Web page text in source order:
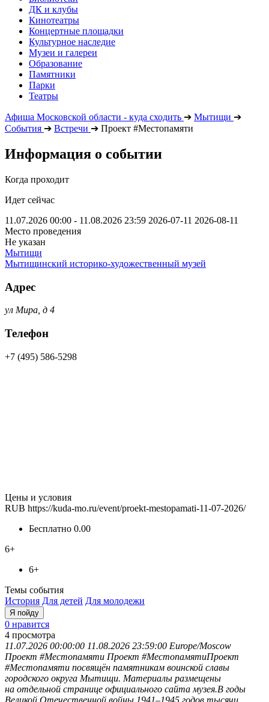
ДК и клубы
Кинотеатры
Концертные площадки
Культурное наследие
Музеи и галереи
Образование
Памятники
Парки
Театры
Афиша Московской области - куда сходить ➔ Мытищи ➔
События ➔ Встречи ➔ Проект #Местопамяти
Информация о событии
Когда проходит
Идет сейчас
11.07.2026 00:00 - 11.08.2026 23:59 2026-07-11 2026-08-11
Место проведения
Не указан
Мытищи
Мытищинский историко-художественный музей
Адрес
ул Мира, д 4
Телефон
+7 (495) 586-5298
Цены и условия
RUB https://kuda-mo.ru/event/proekt-mestopamati-11-07-2026/
Бесплатно 0.00
6+
6+
Темы события
История Для детей Для молодежи
Я пойду
0 нравится
4 просмотра
11.07.2026 00:00:00 11.08.2026 23:59:00 Europe/Moscow
Проект #Местопамяти Проект #МестопамятиПроект
#Местопамяти посвящён памятникам воинской славы
городского округа Мытищи. Материалы размещены
на отдельной странице официального сайта музея.В годы
Великой Отечественной войны 1941–1945 годов тысячи